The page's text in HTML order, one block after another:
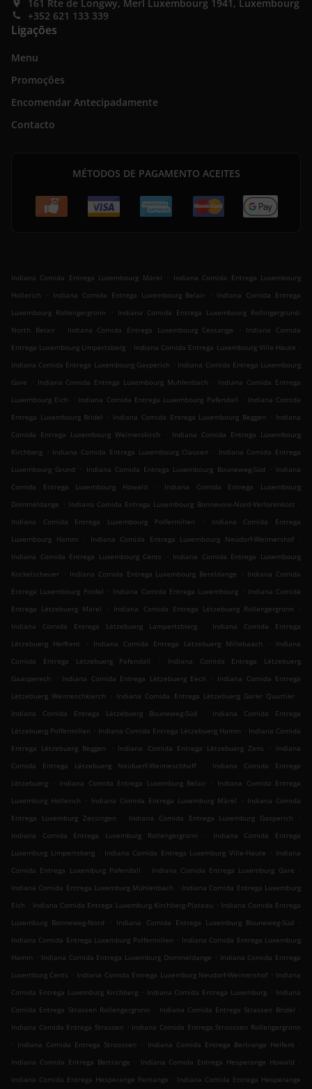
161 Rte de Longwy, Merl Luxembourg 1941, Luxembourg
+352 621 133 339
Ligações
Menu
Promoções
Encomendar Antecipadamente
Contacto
MÉTODOS DE PAGAMENTO ACEITES
Indiana Comida Entrega Luxembourg Märel . Indiana Comida Entrega Luxembourg
Hollerich
. Indiana Comida Entrega Luxembourg Belair . Indiana Comida Entrega
Luxembourg Rollengergronn
. Indiana Comida Entrega Luxembourg Rollingergrund-
North Belair
. Indiana Comida Entrega Luxembourg Cessange . Indiana Comida
Entrega Luxembourg Limpertsberg . Indiana Comida Entrega Luxembourg Ville-Haute .
Indiana Comida Entrega Luxembourg Gasperich . Indiana Comida Entrega Luxembourg
Gare
. Indiana Comida Entrega Luxembourg Muhlenbach . Indiana Comida Entrega
Luxembourg Eich
. Indiana Comida Entrega Luxembourg Pafendall . Indiana Comida
Entrega Luxembourg Bridel
. Indiana Comida Entrega Luxembourg Beggen . Indiana
Comida Entrega Luxembourg Weimerskirch
. Indiana Comida Entrega Luxembourg
Kirchberg . Indiana Comida Entrega Luxembourg Clausen . Indiana Comida Entrega
Luxembourg Grund
. Indiana Comida Entrega Luxembourg Bouneweg-Süd . Indiana
Comida Entrega Luxembourg Howald
.
Indiana Comida Entrega Luxembourg
Dommeldange . Indiana Comida Entrega Luxembourg Bonnevoie-Nord-Verlorenkost .
Indiana Comida Entrega Luxembourg Polfermillen
.
Indiana Comida Entrega
Luxembourg Hamm
. Indiana Comida Entrega Luxembourg Neudorf-Weimershof
.
Indiana Comida Entrega Luxembourg Cents
. Indiana Comida Entrega Luxembourg
Kockelscheuer . Indiana Comida Entrega Luxembourg Bereldange . Indiana Comida
Entrega Luxembourg Findel . Indiana Comida Entrega Luxembourg . Indiana Comida
Entrega Lëtzebuerg Märel
. Indiana Comida Entrega Lëtzebuerg Rollengergronn
.
Indiana Comida Entrega Lëtzebuerg Lampertsbierg
.
Indiana Comida Entrega
Lëtzebuerg Helftent
. Indiana Comida Entrega Lëtzebuerg Millebaach .
Indiana
Comida Entrega Lëtzebuerg Pafendall
.
Indiana Comida Entrega Lëtzebuerg
Gaasperech
. Indiana Comida Entrega Lëtzebuerg Eech . Indiana Comida Entrega
Lëtzebuerg Weimeschkierch
. Indiana Comida Entrega Lëtzebuerg Garer Quartier .
Indiana Comida Entrega Lëtzebuerg Bouneweg-Süd
.
Indiana Comida Entrega
Lëtzebuerg Polfermillen . Indiana Comida Entrega Lëtzebuerg Hamm . Indiana Comida
Entrega Lëtzebuerg Beggen
. Indiana Comida Entrega Lëtzebuerg Zens . Indiana
Comida Entrega Lëtzebuerg Neiduerf-Weimeschhaff
.
Indiana Comida Entrega
Lëtzebuerg
. Indiana Comida Entrega Luxemburg Belair . Indiana Comida Entrega
Luxemburg Hollerich
. Indiana Comida Entrega Luxemburg Märel . Indiana Comida
Entrega Luxemburg Zessingen
. Indiana Comida Entrega Luxemburg Gasperich
.
Indiana Comida Entrega Luxemburg Rollengergronn
.
Indiana Comida Entrega
Luxemburg Limpertsberg . Indiana Comida Entrega Luxemburg Ville-Haute . Indiana
Comida Entrega Luxemburg Pafendall
. Indiana Comida Entrega Luxemburg Gare
.
Indiana Comida Entrega Luxemburg Mühlenbach . Indiana Comida Entrega Luxemburg
Eich . Indiana Comida Entrega Luxemburg Kirchberg-Plateau . Indiana Comida Entrega
Luxemburg Bonneweg-Nord
. Indiana Comida Entrega Luxemburg Bouneweg-Süd
.
Indiana Comida Entrega Luxemburg Polfermillen . Indiana Comida Entrega Luxemburg
Hamm . Indiana Comida Entrega Luxemburg Dommeldange . Indiana Comida Entrega
Luxemburg Cents . Indiana Comida Entrega Luxemburg Neudorf-Weimershof . Indiana
Comida Entrega Luxemburg Kirchberg . Indiana Comida Entrega Luxemburg . Indiana
Comida Entrega Strassen Rollengergronn . Indiana Comida Entrega Strassen Bridel .
Indiana Comida Entrega Strassen . Indiana Comida Entrega Stroossen Rollengergronn
. Indiana Comida Entrega Stroossen . Indiana Comida Entrega Bertrange Helfent
.
Indiana Comida Entrega Bertrange
. Indiana Comida Entrega Hesperange Howald
.
Indiana Comida Entrega Hesperange Fentange . Indiana Comida Entrega Hesperange